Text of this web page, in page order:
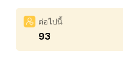
ต่อไปนี้
93